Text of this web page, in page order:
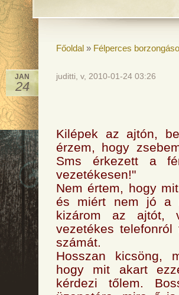
Főoldal » Félperces
JAN
24
juditti, v, 2010-01-24 03:26
Kilépek az ajtón,
érzem, hogy
Sms érkezett a
vezetékesen!"
Nem értem, hogy
és miért nem jó a
kizárom az ajtót,
vezetékes telefonról
számát.
Hosszan kicsöng,
hogy mit akart
kérdezi tőlem.